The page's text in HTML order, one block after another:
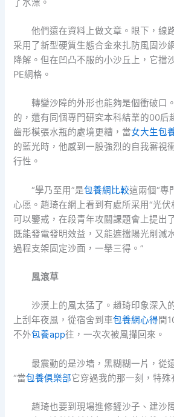
了水漂。
他們還在資料上做文章。眼下，線
采用了新型硬質生態合金來扎防風固沙
降解。但在凹凸不服的小沙丘上，它擋
PE網格。
轉變沙障的外形也能夠是個衝破口
的，還有同個專門研究本科結業的00后
齒形模張水瓶的處境更糟，當女大生包
的藍光時，他感到一股強烈的自我審視
行性。
“學乃至用”是包養網比較這兩個“專
心愿。趙琦在網上看到有處所采用“光伏
可以鑒戒，在段青年攻關課題會上提出
既能發電發明效益，又能遮擋陽光削減
過程支架固定沙面，一舉三得。”
風滾草
沙漠上的風太猛了。趙琦印象深入
上刮年夜風，從宿舍到車包養網心得間
不外包養app往，一次次被風攆回來。
最震動的是沙墻，黑糊糊一片，從
“當包養俱樂部它穿過我的那一刻，特殊
趙琦也要到現場進修鏟沙子、建沙